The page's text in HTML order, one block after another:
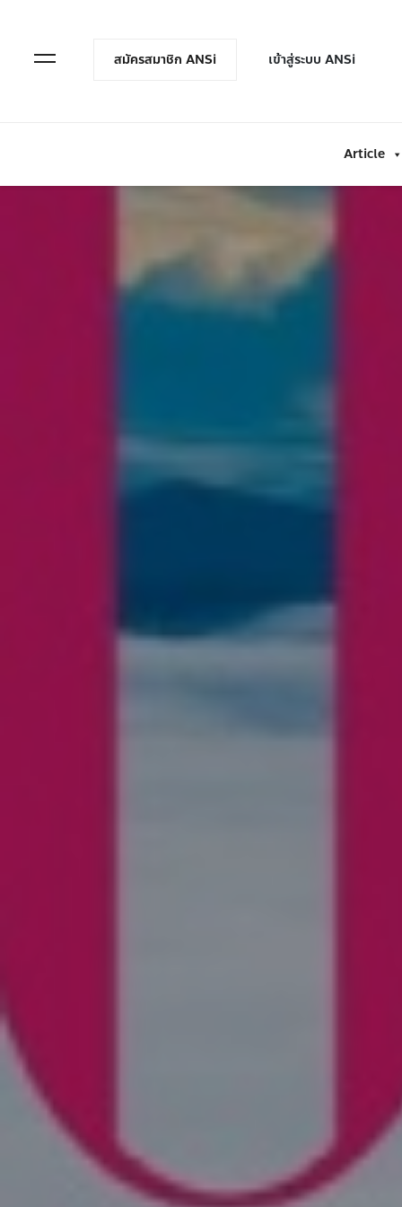
Open Menuสมัครสมาชิก ANSi เข้าสู่ระบบ ANSi
Article